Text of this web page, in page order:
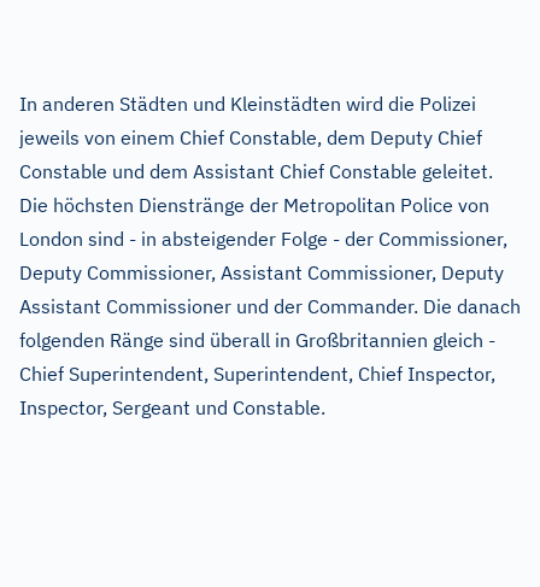
In anderen Städten und Kleinstädten wird die Polizei
jeweils von einem Chief Constable, dem Deputy Chief
Constable und dem Assistant Chief Constable geleitet.
Die höchsten Dienstränge der Metropolitan Police von
London sind - in absteigender Folge - der Commissioner,
Deputy Commissioner, Assistant Commissioner, Deputy
Assistant Commissioner und der Commander. Die danach
folgenden Ränge sind überall in Großbritannien gleich -
Chief Superintendent, Superintendent, Chief Inspector,
Inspector, Sergeant und Constable.